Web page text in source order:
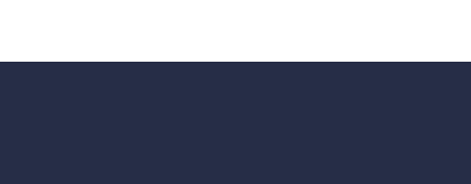
, ce vor ajuta cu siguranta la mentinerea unor relatii de